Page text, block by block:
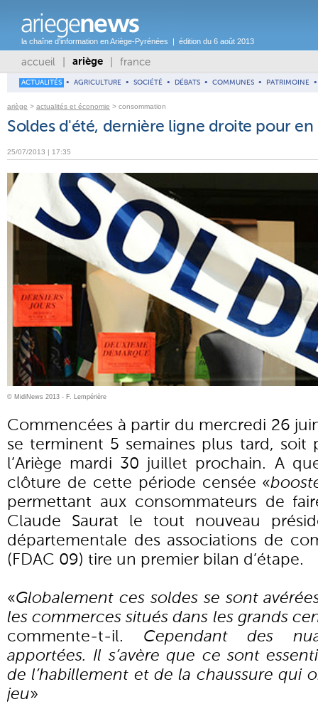
la chaîne d'information en Ariège-Pyrénées | édition du 6 août 2013
accueil ariège france
ACTUALITÉS • AGRICULTURE • SOCIÉTÉ • DÉBATS • COMMUNES • PATRIMOINE •
ariège > actualités et économie > consommation
Soldes d'été, dernière ligne droite pour
25/07/2013 | 17:35
© MidiNews 2013 - F. Lempérière
Commencées à partir du mercredi 26
se terminent 5 semaines plus tard,
l’Ariège mardi 30 juillet prochain. A
clôture de cette période censée «
permettant aux consommateurs de
Claude Saurat le tout nouveau
départementale des associations de
(FDAC 09) tire un premier bilan d’étape.
«Globalement ces soldes se sont
les commerces situés dans les grands
commente-t-il. Cependant des
apportées. Il s’avère que ce sont
de l’habillement et de la chaussure qui
jeu»